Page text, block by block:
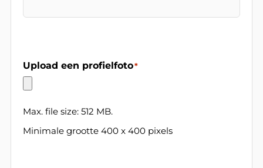
Upload een profielfoto*
Max. file size: 512 MB.
Minimale grootte 400 x 400 pixels